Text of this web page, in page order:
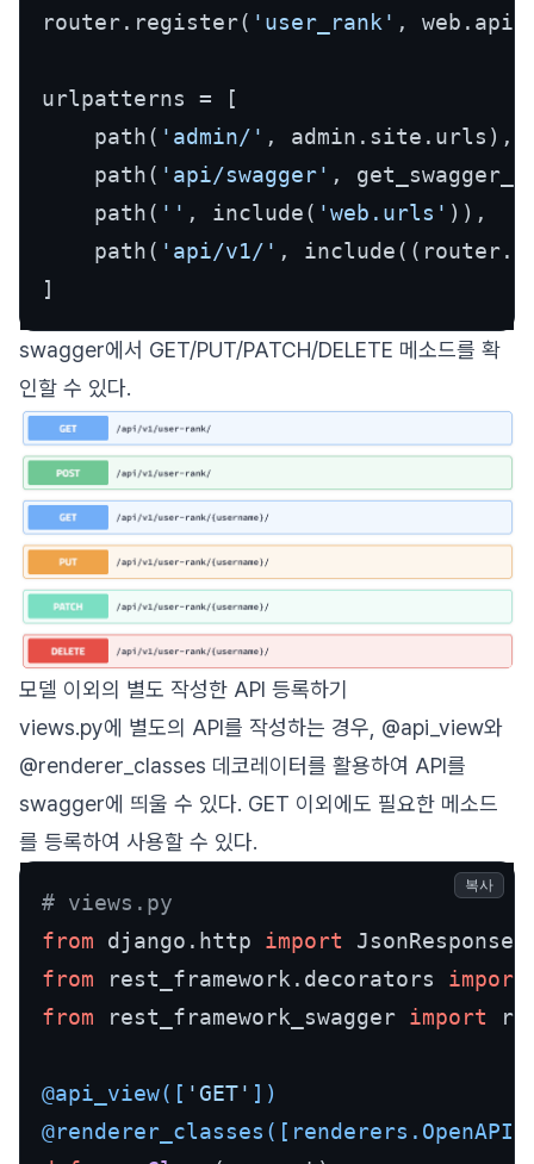
router.register( 'user_rank' ,
urlpatterns = [
    path(
'admin/' , admin.site.urls),
    path(
'api/swagger' ,
    path(
'' , include( 'web.urls' )),
    path(
'api/v1/' ,
swagger에서 GET/PUT/PATCH/DELETE 메소드를 확
인할 수 있다.
모델 이외의 별도 작성한 API 등록하기
views.py에 별도의 API를 작성하는 경우, @api_view와
@renderer_classes 데코레이터를 활용하여 API를
swagger에 띄울 수 있다. GET 이외에도 필요한 메소드
를 등록하여 사용할 수 있다.
# views.py
from django.http import
from rest_framework.decorators import
from rest_framework_swagger import
@api_view( [ 'GET' ] )
@renderer_classes(
복사